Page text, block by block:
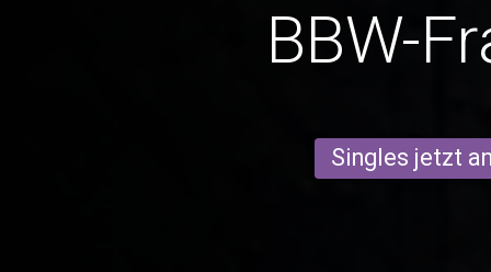
BBW-
Singles jetzt